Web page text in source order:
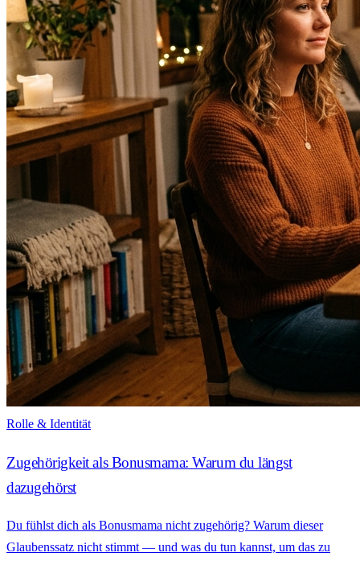
Rolle & Identität
Zugehörigkeit als Bonusmama: Warum du längst
dazugehörst
Du fühlst dich als Bonusmama nicht zugehörig? Warum dieser
Glaubenssatz nicht stimmt — und was du tun kannst, um das zu